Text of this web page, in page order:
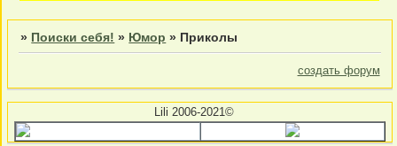
» Поиски себя! » Юмор » Приколы
создать форум
Lili 2006-2021©